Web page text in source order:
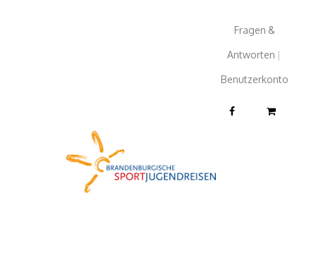
Fragen &
Antworten |
Benutzerkonto